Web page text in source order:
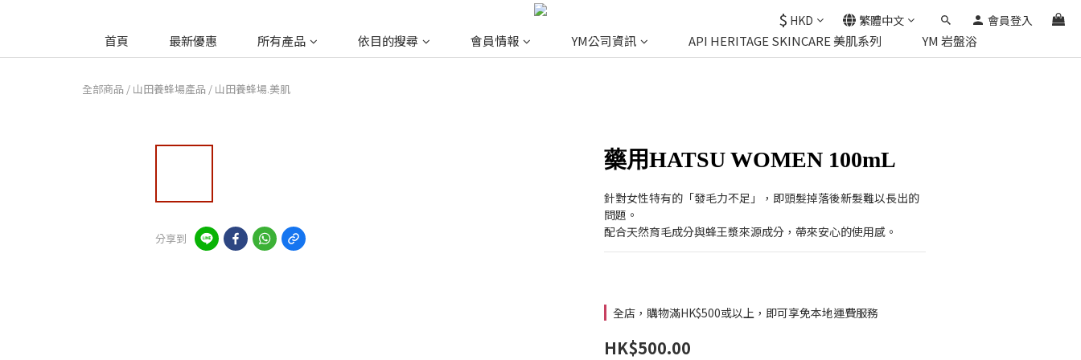
$ HKD 繁體中文 會員登入
首頁 最新優惠 所有產品 依目的搜尋 會員情報 YM公司資訊 API HERITAGE SKINCARE 美肌系列 YM 岩盤浴
全部商品 / 山田養蜂場產品 / 山田養蜂場.美肌
分享到
藥用HATSU WOMEN 100mL
針對女性特有的「發毛力不足」，即頭髮掉落後新髮難以長出的
問題。
配合天然育毛成分與蜂王漿來源成分，帶來安心的使用感。
全店，購物滿HK$500或以上，即可享免本地運費服務
HK$500.00